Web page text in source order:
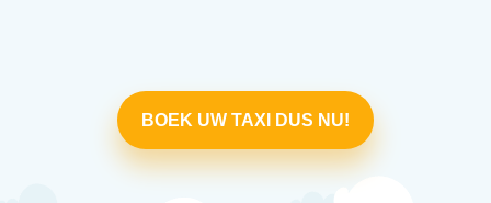
BOEK UW TAXI DUS NU!